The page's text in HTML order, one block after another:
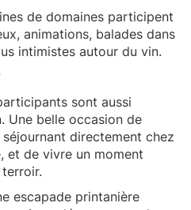
de domaines participent
animations, balades dans
intimistes autour du vin.
sont aussi
Une belle occasion de
directement chez
et de vivre un moment
escapade printanière